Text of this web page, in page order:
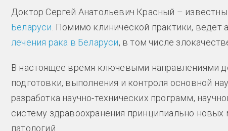
Доктор Сергей Анатольевич Красный –
Беларуси. Помимо клинической практики, ведет
лечения рака в Беларуси, в том числе
В настоящее время ключевыми направлениями
подготовки, выполнения и контроля основной
разработка научно-технических программ,
систему здравоохранения принципиально
патологий.